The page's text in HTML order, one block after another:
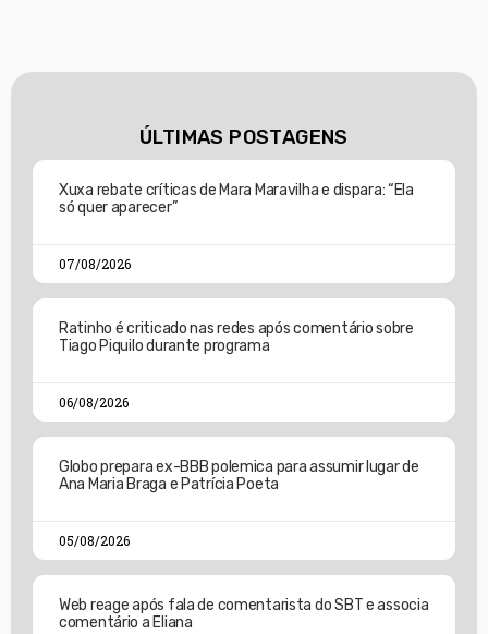
ÚLTIMAS POSTAGENS
Xuxa rebate críticas de Mara Maravilha e dispara: “Ela
só quer aparecer”
07/08/2026
Ratinho é criticado nas redes após comentário sobre
Tiago Piquilo durante programa
06/08/2026
Globo prepara ex-BBB polemica para assumir lugar de
Ana Maria Braga e Patrícia Poeta
05/08/2026
Web reage após fala de comentarista do SBT e associa
comentário a Eliana